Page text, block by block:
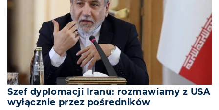
Szef dyplomacji Iranu: rozmawiamy z USA
wyłącznie przez pośredników